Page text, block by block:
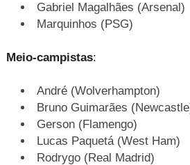
Gabriel Magalhães (Arsenal)
Marquinhos (PSG)
Meio-campistas:
André (Wolverhampton)
Bruno Guimarães
Gerson (Flamengo)
Lucas Paquetá (West Ham)
Rodrygo (Real Madrid)